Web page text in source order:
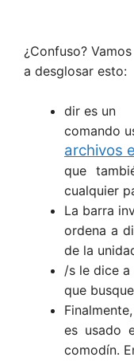
¿Confuso? Vamos
a desglosar esto:
dir es un
comando
archivos
que
cualquier
La barra
ordena a
de la
/s le dice a
que
es usado
comodín.